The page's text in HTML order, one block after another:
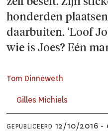
zelf beseft. Zijn
honderden
daarbuiten. ‘Loof
wie is Joes? Eén
Tom Dinneweth
Gilles Michiels
GEPUBLICEERD 12/10/2016